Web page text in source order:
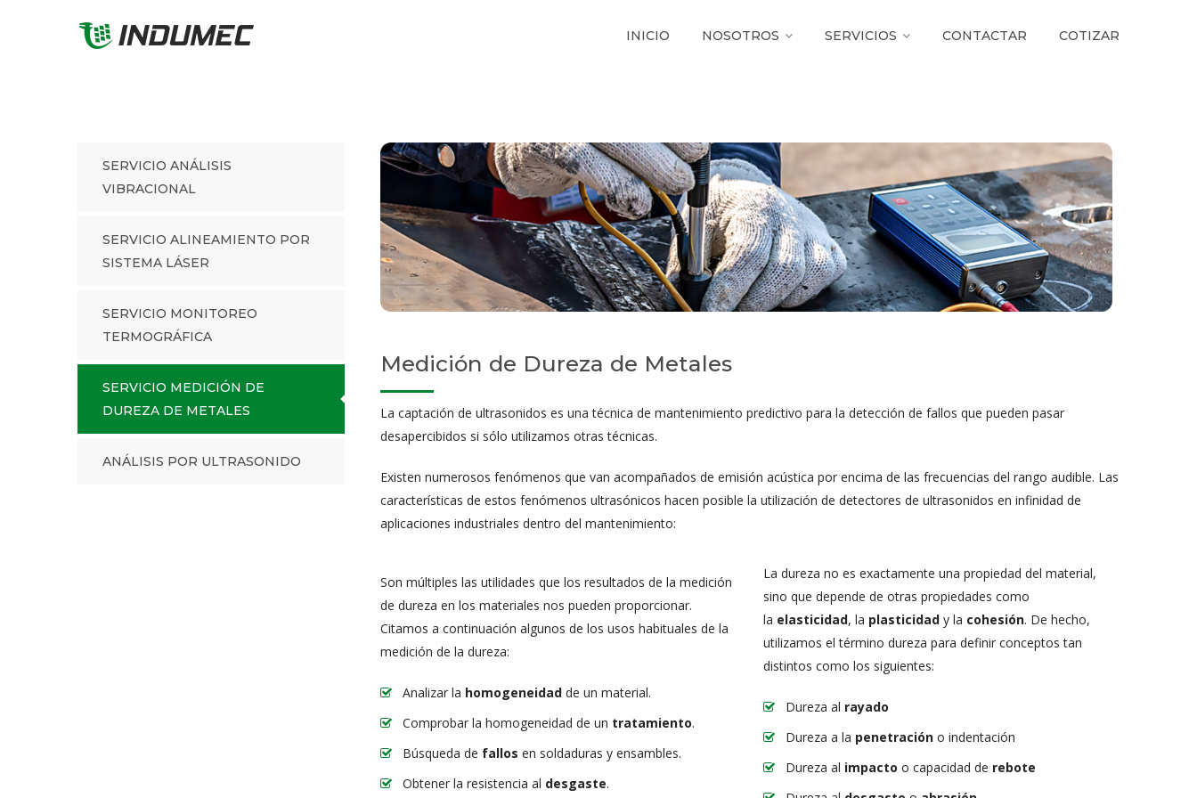
INICIO NOSOTROS SERVICIOS CONTACTAR COTIZAR
SERVICIO ANÁLISIS
VIBRACIONAL
SERVICIO ALINEAMIENTO POR
SISTEMA LÁSER
SERVICIO MONITOREO
TERMOGRÁFICA
SERVICIO MEDICIÓN DE
DUREZA DE METALES
ANÁLISIS POR ULTRASONIDO
Medición de Dureza de Metales
La captación de ultrasonidos es una técnica de mantenimiento predictivo para la detección de fallos que pueden pasar
desapercibidos si sólo utilizamos otras técnicas.
Existen numerosos fenómenos que van acompañados de emisión acústica por encima de las frecuencias del rango audible. Las
características de estos fenómenos ultrasónicos hacen posible la utilización de detectores de ultrasonidos en infinidad de
aplicaciones industriales dentro del mantenimiento:
Son múltiples las utilidades que los resultados de la medición
de dureza en los materiales nos pueden proporcionar.
Citamos a continuación algunos de los usos habituales de la
medición de la dureza:
Analizar la homogeneidadde un material.
Comprobar la homogeneidad de un tratamiento.
Búsqueda de fallos en soldaduras y ensambles.
Obtener la resistencia al desgaste.
La dureza no es exactamente una propiedad del material,
sino que depende de otras propiedades como
la elasticidad, la plasticidady la cohesión. De hecho,
utilizamos el término dureza para definir conceptos tan
distintos como los siguientes:
Dureza al rayado
Dureza a la penetracióno indentación
Dureza al impacto o capacidad de rebote